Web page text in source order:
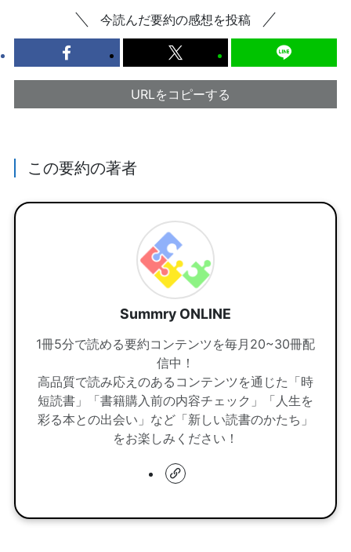
今読んだ要約の感想を投稿
URLをコピーする
この要約の著者
Summry ONLINE
1冊5分で読める要約コンテンツを毎月20~30冊配
信中！
高品質で読み応えのあるコンテンツを通じた「時
短読書」「書籍購入前の内容チェック」「人生を
彩る本との出会い」など「新しい読書のかたち」
をお楽しみください！